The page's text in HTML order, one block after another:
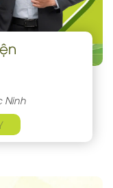
Ninh